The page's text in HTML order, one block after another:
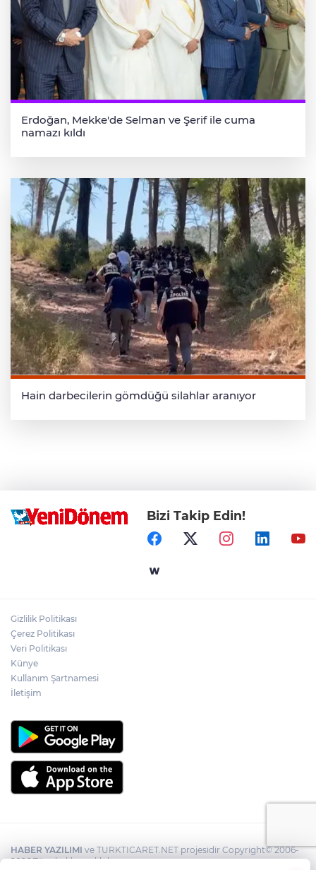
Erdoğan, Mekke'de Selman ve Şerif ile cuma
namazı kıldı
Hain darbecilerin gömdüğü silahlar aranıyor
Bizi Takip Edin!
Gizlilik Politikası
Çerez Politikası
Veri Politikası
Künye
Kullanım Şartnamesi
İletişim
HABER YAZILIMI ve TURKTICARET.NET projesidir Copyright© 2006-
2026 Tüm hakları saklıdır.